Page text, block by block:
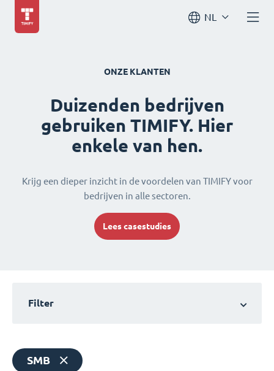
NL
ONZE KLANTEN
Duizenden bedrijven
gebruiken TIMIFY. Hier
enkele van hen.
Krijg een dieper inzicht in de voordelen van TIMIFY voor
bedrijven in alle sectoren.
Lees casestudies
Filter
SMB